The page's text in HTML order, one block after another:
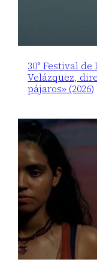
30° Festival
Velázquez,
pájaros» (2026)